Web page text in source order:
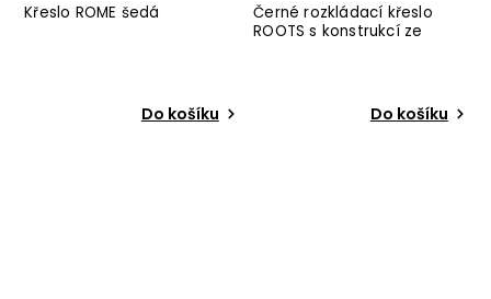
Křeslo ROME šedá
Do košíku
Černé rozkládací křeslo
ROOTS s konstrukcí ze
Do košíku